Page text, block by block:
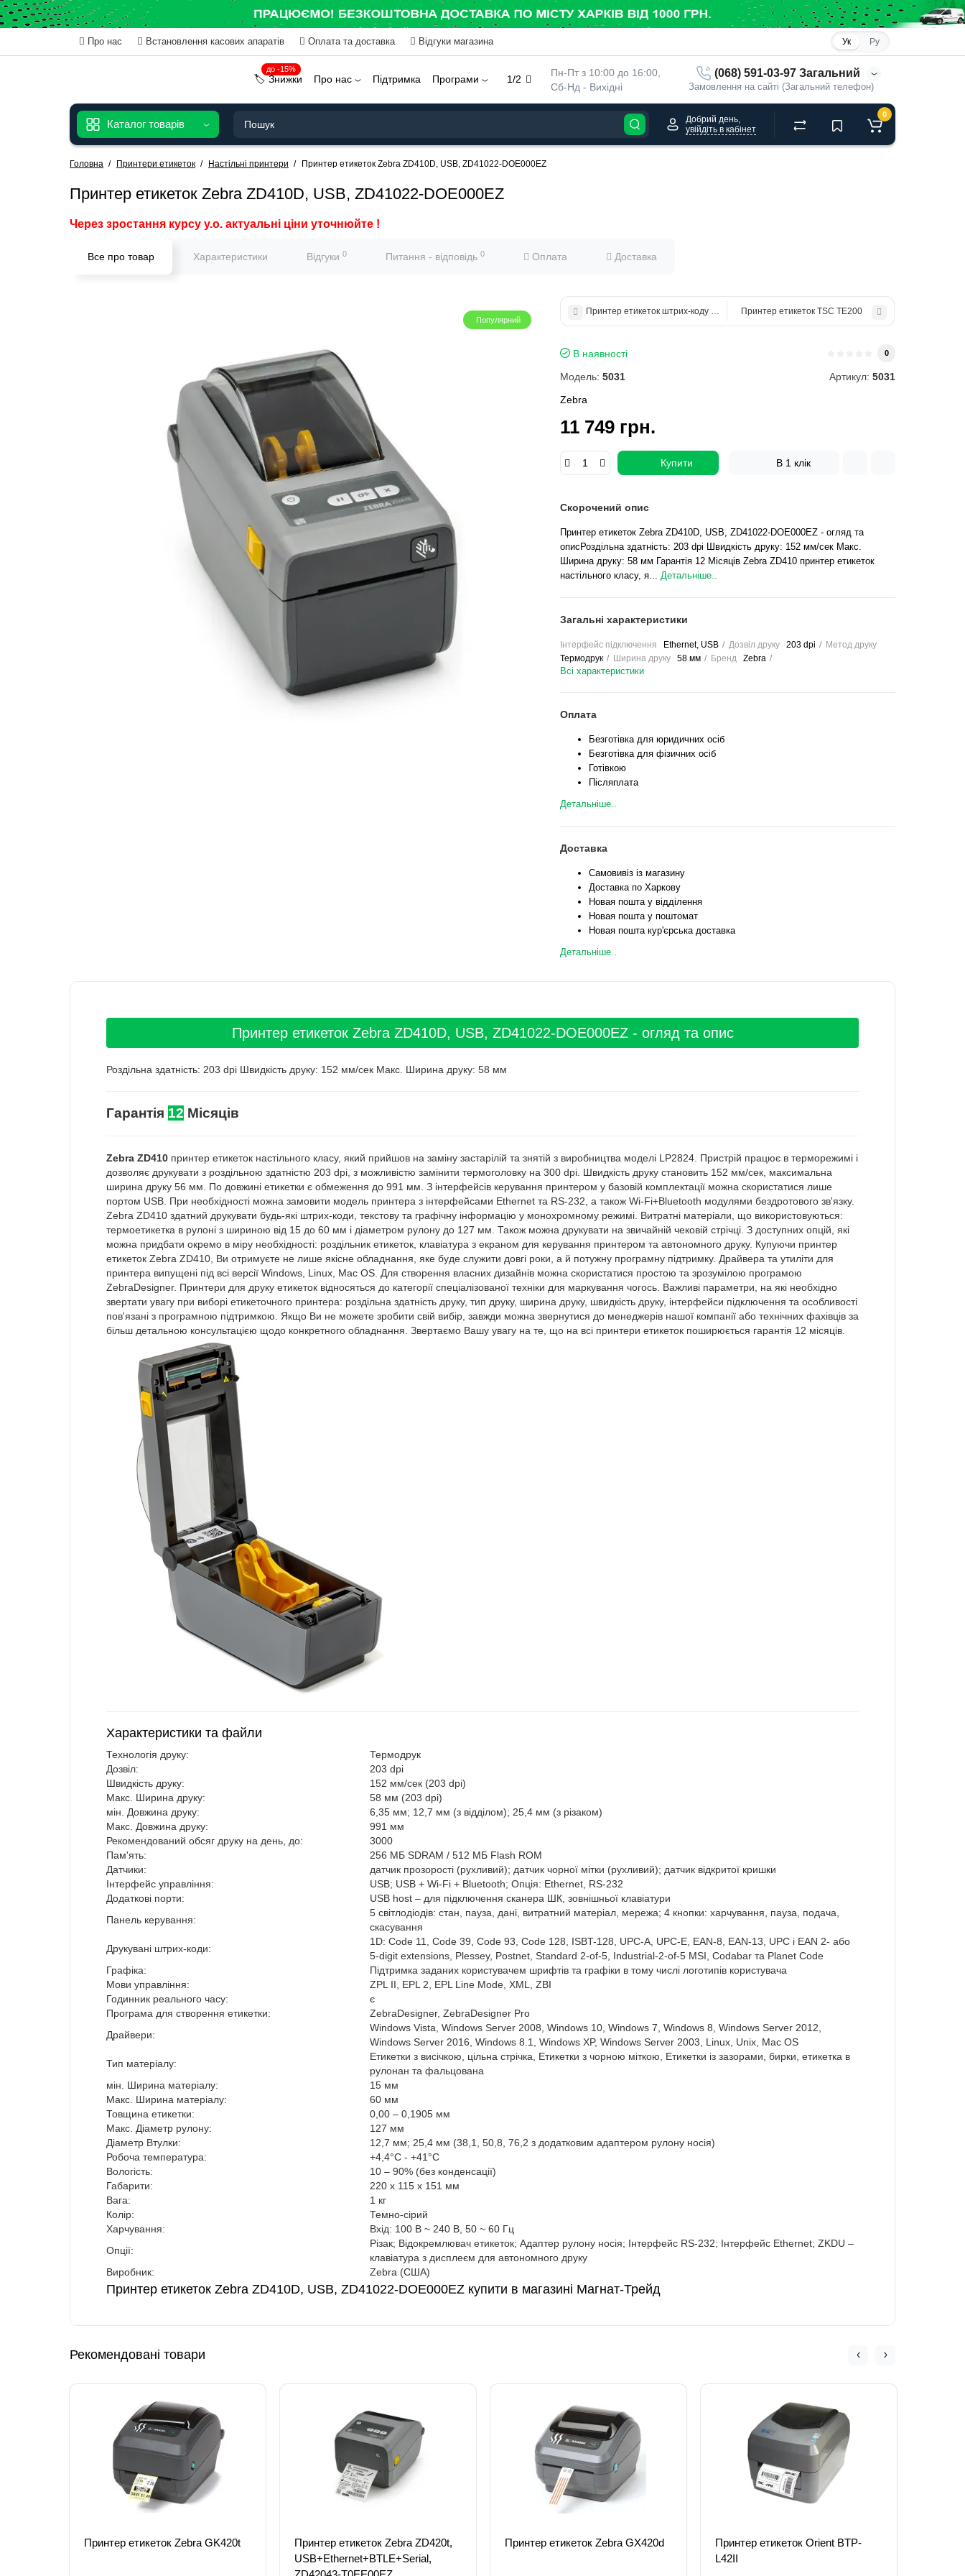
Про нас Встановлення касових апаратів Оплата та доставка Відгуки магазина Ук Ру
Пн-Пт з 10:00 до 16:00,
Сб-Нд - Вихідні
(068) 591-03-97 Загальний
Замовлення на сайті (Загальний телефон)
1/2
до -15%
🏷️ Знижки Про нас Підтримка Програми
Каталог товарів
Добрий день,
увійдіть в кабінет
0
Головна Принтери етикеток Настільні принтери Принтер етикеток Zebra ZD410D, USB, ZD41022-DOE000EZ
Принтер етикеток Zebra ZD410D, USB, ZD41022-DOE000EZ
Через зростання курсу у.о. актуальні ціни уточнюйте !
Все про товар Характеристики Відгуки 0 Питання - відповідь 0 Оплата Доставка
Популярний
Принтер етикеток штрих-коду Godex DT2х UESПринтер етикеток TSC TE200
В наявності 0
Модель: 5031 Артикул: 5031
Zebra
11 749 грн.
Купити В 1 клік
Скорочений опис
Принтер етикеток Zebra ZD410D, USB, ZD41022-DOE000EZ - огляд та
описРоздільна здатність: 203 dpi Швидкість друку: 152 мм/сек Макс.
Ширина друку: 58 мм Гарантія 12 Місяців Zebra ZD410 принтер етикеток
настільного класу, я... Детальніше..
Загальні характеристики
Інтерфейс підключення Ethernet, USB Дозвіл друку 203 dpi
Метод друку
Термодрук
Ширина друку 58 мм Бренд Zebra
Всі характеристики
Оплата
Безготівка для юридичних осіб
Безготівка для фізичних осіб
Готівкою
Післяплата
Детальніше..
Доставка
Самовивіз із магазину
Доставка по Харкову
Новая пошта у відділення
Новая пошта у поштомат
Новая пошта кур'єрська доставка
Детальніше..
Принтер етикеток Zebra ZD410D, USB, ZD41022-DOE000EZ - огляд та опис
Роздільна здатність: 203 dpi Швидкість друку: 152 мм/сек Макс. Ширина друку: 58 мм
Гарантія 12 Місяців
Zebra ZD410 принтер етикеток настільного класу, який прийшов на заміну застарілій та знятій з виробництва моделі LP2824. Пристрій працює в терморежимі і
дозволяє друкувати з роздільною здатністю 203 dpi, з можливістю замінити термоголовку на 300 dpi. Швидкість друку становить 152 мм/сек, максимальна
ширина друку 56 мм. По довжині етикетки є обмеження до 991 мм. З інтерфейсів керування принтером у базовій комплектації можна скористатися лише
портом USB. При необхідності можна замовити модель принтера з інтерфейсами Ethernet та RS-232, а також Wi-Fi+Bluetooth модулями бездротового зв'язку.
Zebra ZD410 здатний друкувати будь-які штрих-коди, текстову та графічну інформацію у монохромному режимі. Витратні матеріали, що використовуються:
термоетикетка в рулоні з шириною від 15 до 60 мм і діаметром рулону до 127 мм. Також можна друкувати на звичайній чековій стрічці. З доступних опцій, які
можна придбати окремо в міру необхідності: роздільник етикеток, клавіатура з екраном для керування принтером та автономного друку. Купуючи принтер
етикеток Zebra ZD410, Ви отримуєте не лише якісне обладнання, яке буде служити довгі роки, а й потужну програмну підтримку. Драйвера та утиліти для
принтера випущені під всі версії Windows, Linux, Mac OS. Для створення власних дизайнів можна скористатися простою та зрозумілою програмою
ZebraDesigner. Принтери для друку етикеток відносяться до категорії спеціалізованої техніки для маркування чогось. Важливі параметри, на які необхідно
звертати увагу при виборі етикеточного принтера: роздільна здатність друку, тип друку, ширина друку, швидкість друку, інтерфейси підключення та особливості
пов'язані з програмною підтримкою. Якщо Ви не можете зробити свій вибір, завжди можна звернутися до менеджерів нашої компанії або технічних фахівців за
більш детальною консультацією щодо конкретного обладнання. Звертаємо Вашу увагу на те, що на всі принтери етикеток поширюється гарантія 12 місяців.
Характеристики та файли
Технологія друку:
Термодрук
Дозвіл:
203 dpi
Швидкість друку:
152 мм/сек (203 dpi)
Макс. Ширина друку:
58 мм (203 dpi)
мін. Довжина друку:
6,35 мм; 12,7 мм (з відділом); 25,4 мм (з різаком)
Макс. Довжина друку:
991 мм
Рекомендований обсяг друку на день, до:
3000
Пам'ять:
256 МБ SDRAM / 512 МБ Flash ROM
Датчики:
датчик прозорості (рухливий); датчик чорної мітки (рухливий); датчик відкритої кришки
Інтерфейс управління:
USB; USB + Wi-Fi + Bluetooth; Опція: Ethernet, RS-232
Додаткові порти:
USB host – для підключення сканера ШК, зовнішньої клавіатури
Панель керування:
5 світлодіодів: стан, пауза, дані, витратний матеріал, мережа; 4 кнопки: харчування, пауза, подача,
скасування
Друкувані штрих-коди:
1D: Code 11, Code 39, Code 93, Code 128, ISBT-128, UPC-A, UPC-E, EAN-8, EAN-13, UPC і EAN 2- або
5-digit extensions, Plessey, Postnet, Standard 2-of-5, Industrial-2-of-5 MSI, Codabar та Planet Code
Графіка:
Підтримка заданих користувачем шрифтів та графіки в тому числі логотипів користувача
Мови управління:
ZPL II, EPL 2, EPL Line Mode, XML, ZBI
Годинник реального часу:
є
Програма для створення етикетки:
ZebraDesigner, ZebraDesigner Pro
Драйвери:
Windows Vista, Windows Server 2008, Windows 10, Windows 7, Windows 8, Windows Server 2012,
Windows Server 2016, Windows 8.1, Windows XP, Windows Server 2003, Linux, Unix, Mac OS
Тип матеріалу:
Етикетки з висічкою, цільна стрічка, Етикетки з чорною міткою, Етикетки із зазорами, бирки, етикетка в
рулонан та фальцована
мін. Ширина матеріалу:
15 мм
Макс. Ширина матеріалу:
60 мм
Товщина етикетки:
0,00 – 0,1905 мм
Макс. Діаметр рулону:
127 мм
Діаметр Втулки:
12,7 мм; 25,4 мм (38,1, 50,8, 76,2 з додатковим адаптером рулону носія)
Робоча температура:
+4,4°C - +41°C
Вологість:
10 – 90% (без конденсації)
Габарити:
220 x 115 x 151 мм
Вага:
1 кг
Колір:
Темно-сірий
Харчування:
Вхід: 100 В ~ 240 В, 50 ~ 60 Гц
Опції:
Різак; Відокремлювач етикеток; Адаптер рулону носія; Інтерфейс RS-232; Інтерфейс Ethernet; ZKDU –
клавіатура з дисплеєм для автономного друку
Виробник:
Zebra (США)
Принтер етикеток Zebra ZD410D, USB, ZD41022-DOE000EZ купити в магазині Магнат-Трейд
Рекомендовані товари
Принтер етикеток Zebra GK420t
Принтер етикеток Zebra ZD420t,
USB+Ethernet+BTLE+Serial,
Принтер етикеток Zebra GX420d
Принтер етикеток Orient BTP-
L42II